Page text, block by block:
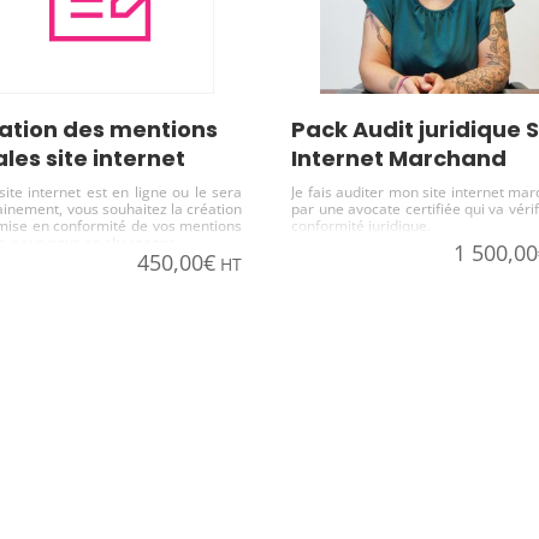
site internet
internet est en ligne ou le sera
vous souhaitez la création
en conformité de vos mentions
450,00€ HT
Pack Audit juridique Site
Internet Marchand
Je fais auditer mon site internet
par une avocate certifiée qui va
conformité juridique.
1 500,00